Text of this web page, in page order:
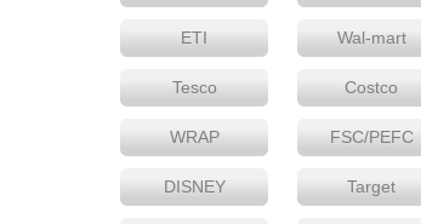
ETI Wal-mart
Tesco Costco
WRAP FSC/PEFC
DISNEY Target